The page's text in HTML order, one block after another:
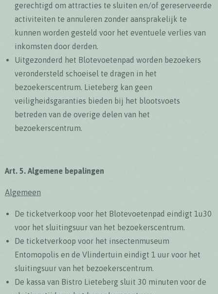
gerechtigd om attracties te sluiten en/of gereserveerde
activiteiten te annuleren zonder aansprakelijk te
kunnen worden gesteld voor het eventuele verlies van
inkomsten door derden.
Uitgezonderd het Blotevoetenpad worden bezoekers
verondersteld schoeisel te dragen in het
bezoekerscentrum. Lieteberg kan geen
veiligheidsgaranties bieden bij het blootsvoets
betreden van de overige delen van het
bezoekerscentrum.
Art. 5. Algemene bepalingen
Algemeen
De ticketverkoop voor het Blotevoetenpad eindigt 1u30
voor het sluitingsuur van het bezoekerscentrum.
De ticketverkoop voor het insectenmuseum
Entomopolis en de Vlindertuin eindigt 1 uur voor het
sluitingsuur van het bezoekerscentrum.
De kassa van Bistro Lieteberg sluit 30 minuten voor de